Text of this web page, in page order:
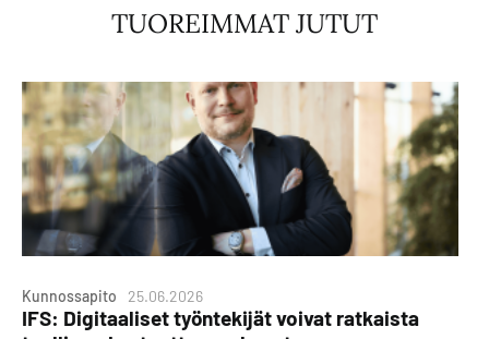
TUOREIMMAT JUTUT
Kunnossapito 25.06.2026
IFS: Digitaaliset työntekijät voivat ratkaista